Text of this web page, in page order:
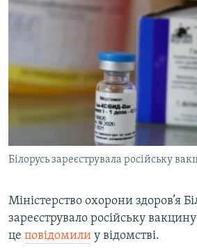
СПЕЦПРОЕКТИ
ВІДЕОУРОКИ «ELIFBE»
СВІДЧЕННЯ ОКУПАЦІЇ
УКРАЇНСЬКА ПРОБЛЕМА КРИМУ
Русский
Qırımtatar
Усі сайти RFE/RL
Білорусь зареєструвала російську
Міністерство охорони здоров’я
зареєструвало російську
це повідомили у відомстві.